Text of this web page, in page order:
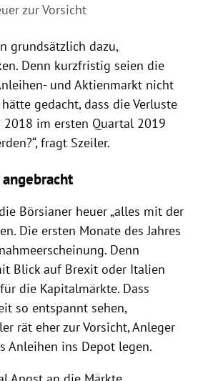
zur Vorsicht
grundsätzlich dazu,
Denn kurzfristig seien die
und Aktienmarkt nicht
hätte gedacht, dass die Verluste
im ersten Quartal 2019
fragt Szeiler.
Börsianer heuer „alles mit der
Die ersten Monate des Jahres
Denn
Blick auf Brexit oder Italien
die Kapitalmärkte. Dass
so entspannt sehen,
rät eher zur Vorsicht, Anleger
Anleihen ins Depot legen.